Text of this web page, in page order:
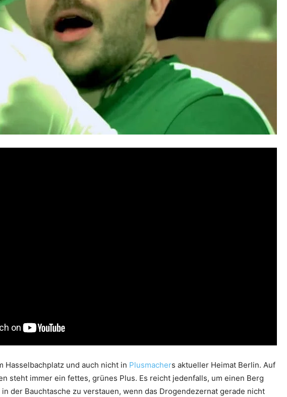
Hasselbachplatz und auch nicht in Plusmachers aktueller Heimat Berlin. Auf
steht immer ein fettes, grünes Plus. Es reicht jedenfalls, um einen Berg
der Bauchtasche zu verstauen, wenn das Drogendezernat gerade nicht